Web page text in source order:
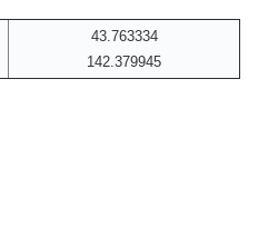
43.763334
142.379945